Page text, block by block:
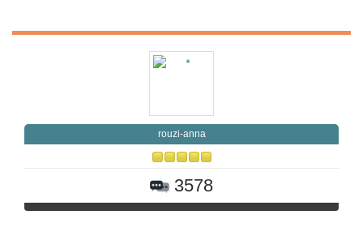
rouzi-anna
3578